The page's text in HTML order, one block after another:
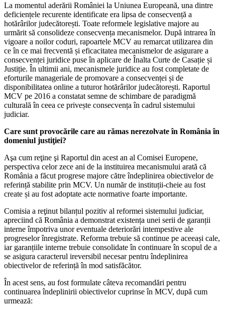
La momentul aderării României la Uniunea Europeană, una dintre
deficiențele recurente identificate era lipsa de consecvență a
hotărârilor judecătorești. Toate reformele legislative majore au
urmărit să consolideze consecvența mecanismelor. După intrarea în
vigoare a noilor coduri, rapoartele MCV au remarcat utilizarea din
ce în ce mai frecventă și eficacitatea mecanismelor de asigurare a
consecvenței juridice puse în aplicare de Înalta Curte de Casație și
Justiție. În ultimii ani, mecanismele juridice au fost completate de
eforturile manageriale de promovare a consecvenței și de
disponibilitatea online a tuturor hotărârilor judecătorești. Raportul
MCV pe 2016 a constatat semne de schimbare de paradigmă
culturală în ceea ce privește consecvența în cadrul sistemului
judiciar.
Care sunt provocările care au rămas nerezolvate în România în
domeniul justiţiei?
Aşa cum reţine şi Raportul din acest an al Comisei Europene,
perspectiva celor zece ani de la instituirea mecanismului arată că
România a făcut progrese majore către îndeplinirea obiectivelor de
referință stabilite prin MCV. Un număr de instituții-cheie au fost
create și au fost adoptate acte normative foarte importante.
Comisia a reţinut bilanțul pozitiv al reformei sistemului judiciar,
apreciind că România a demonstrat existența unei serii de garanții
interne împotriva unor eventuale deteriorări intempestive ale
progreselor înregistrate. Reforma trebuie să continue pe aceeași cale,
iar garanțiile interne trebuie consolidate în continuare în scopul de a
se asigura caracterul ireversibil necesar pentru îndeplinirea
obiectivelor de referință în mod satisfăcător.
În acest sens, au fost formulate câteva recomandări pentru
continuarea îndeplinirii obiectivelor cuprinse în MCV, după cum
urmează: